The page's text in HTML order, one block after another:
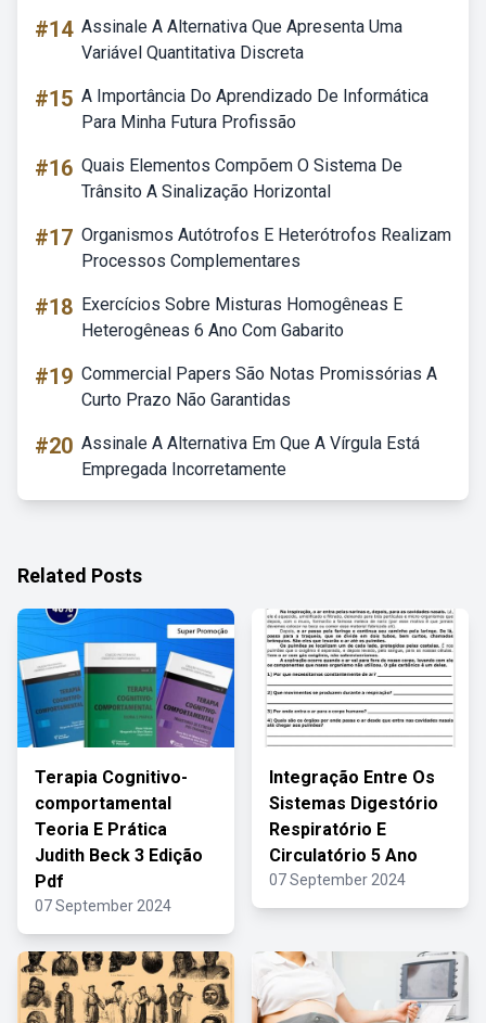
#14 Assinale A Alternativa Que Apresenta Uma
Variável Quantitativa Discreta
#15 A Importância Do Aprendizado De Informática
Para Minha Futura Profissão
#16 Quais Elementos Compõem O Sistema De
Trânsito A Sinalização Horizontal
#17 Organismos Autótrofos E Heterótrofos Realizam
Processos Complementares
#18 Exercícios Sobre Misturas Homogêneas E
Heterogêneas 6 Ano Com Gabarito
#19 Commercial Papers São Notas Promissórias A
Curto Prazo Não Garantidas
#20 Assinale A Alternativa Em Que A Vírgula Está
Empregada Incorretamente
Related Posts
Terapia Cognitivo-
comportamental
Teoria E Prática
Judith Beck 3 Edição
Pdf
07 September 2024
Integração Entre Os
Sistemas Digestório
Respiratório E
Circulatório 5 Ano
07 September 2024